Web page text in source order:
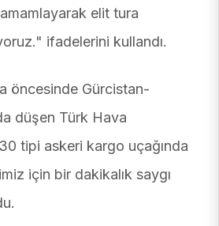
elit tura
ifadelerini kullandı.
öncesinde Gürcistan-
düşen Türk Hava
tipi askeri kargo uçağında
için bir dakikalık saygı